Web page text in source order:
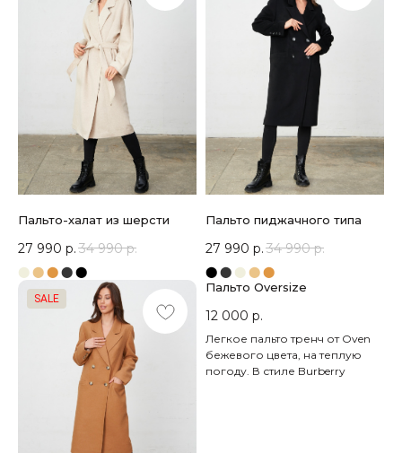
Пальто-халат из шерсти
27 990 р. 34 990 р.
⬤ ⬤ ⬤ ⬤ ⬤
Пальто пиджачного типа
27 990 р. 34 990 р.
⬤ ⬤ ⬤ ⬤ ⬤
SALE
Пальто Oversize
12 000 р.
Легкое пальто тренч от Oven
бежевого цвета, на теплую
погоду. В стиле Burberry